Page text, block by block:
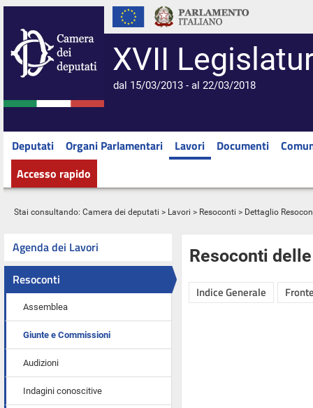
XVII
dal 15/03/2013 - al 22/03/2018
Deputati Organi Parlamentari Lavori Documenti
Accesso rapido
Stai consultando: Camera dei deputati > Lavori > Resoconti > Dettaglio
Agenda dei Lavori
Resoconti
Assemblea
Giunte e Commissioni
Audizioni
Indagini conoscitive
Resoconti
Indice Generale